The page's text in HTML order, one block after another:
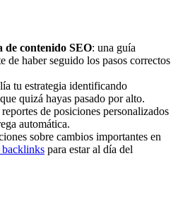
de contenido SEO: una guía
de haber seguido los pasos correctos
tu estrategia identificando
quizá hayas pasado por alto.
reportes de posiciones personalizados
automática.
sobre cambios importantes en
backlinks para estar al día del